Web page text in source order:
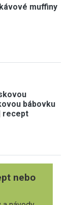
muffiny
bábovku
recept
nebo